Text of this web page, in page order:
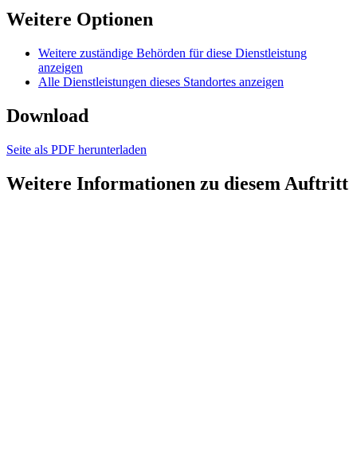
Weitere Optionen
Weitere zuständige Behörden für diese Dienstleistung
anzeigen
Alle Dienstleistungen dieses Standortes anzeigen
Download
Seite als PDF herunterladen
Weitere Informationen zu diesem Auftritt